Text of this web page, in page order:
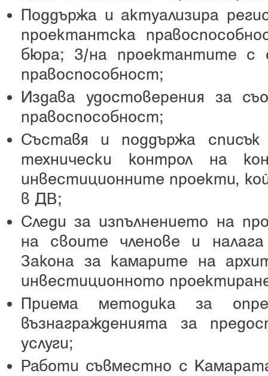
Поддържа и актуализира
проектантска
бюра; 3/на проектантите с
правоспособност;
Издава удостоверения за
правоспособност;
Съставя и поддържа
технически контрол на
инвестиционните проекти,
в ДВ;
Следи за изпълнението на
на своите членове и
Закона за камарите на
инвестиционното
Приема методика за
възнагражденията за
услуги;
Работи съвместно с